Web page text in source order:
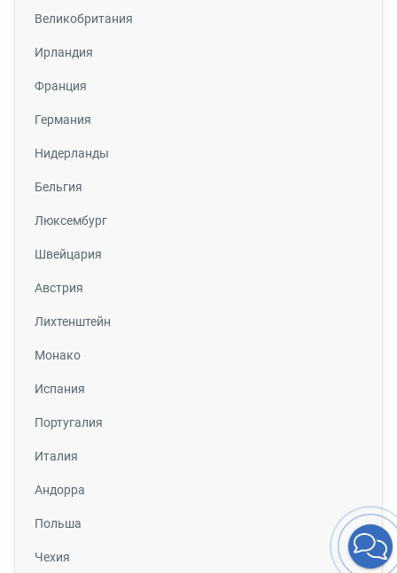
Великобритания
Ирландия
Франция
Германия
Нидерланды
Бельгия
Люксембург
Швейцария
Австрия
Лихтенштейн
Монако
Испания
Португалия
Италия
Андорра
Польша
Чехия